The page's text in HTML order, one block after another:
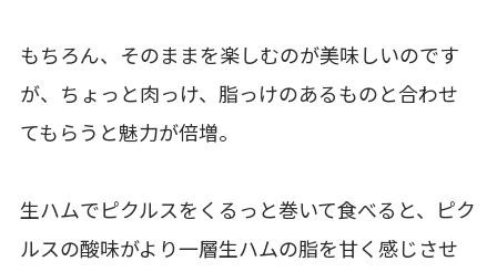
もちろん、そのままを楽しむのが美味しいのです
が、ちょっと肉っけ、脂っけのあるものと合わせ
てもらうと魅力が倍増。
生ハムでピクルスをくるっと巻いて食べると、ピク
ルスの酸味がより一層生ハムの脂を甘く感じさせ